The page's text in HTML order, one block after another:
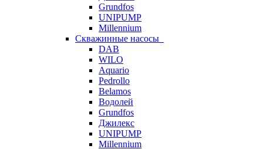
Grundfos
UNIPUMP
Millennium
Скважинные насосы
DAB
WILO
Aquario
Pedrollo
Belamos
Водолей
Grundfos
Джилекс
UNIPUMP
Millennium